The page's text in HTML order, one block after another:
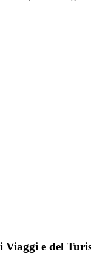
Viaggi e del